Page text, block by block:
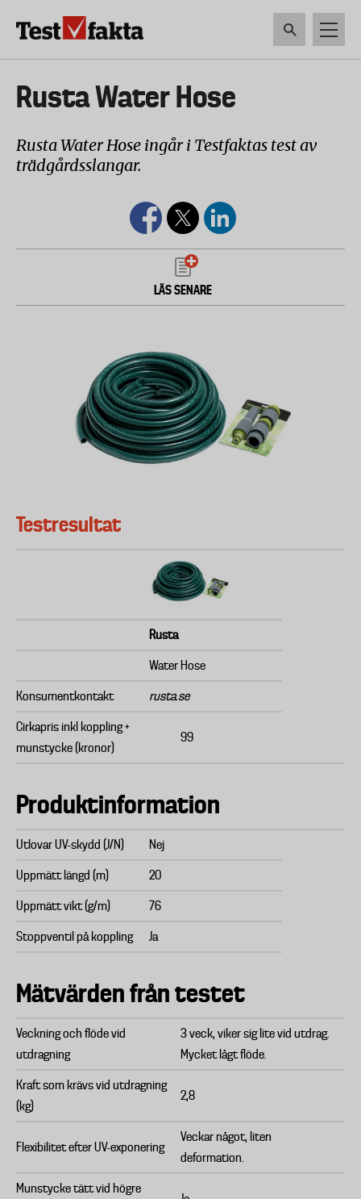
Huvudmeny
ny
Rusta Water Hose
Rusta Water Hose ingår i Testfaktas test av
trädgårdsslangar.
LÄS SENARE
Testresultat
Rusta
Water Hose
Konsumentkontakt rusta.se
Cirkapris inkl koppling +
munstycke (kronor)
99
Produktinformation
Utlovar UV-skydd (J/N) Nej
Uppmätt längd (m) 20
Uppmätt vikt (g/m) 76
Stoppventil på koppling Ja
Mätvärden från testet
Veckning och flöde vid
utdragning
3 veck, viker sig lite vid utdrag.
Mycket lågt flöde.
Kraft som krävs vid utdragning
(kg)
2,8
Flexibilitet efter UV-exponering
Veckar något, liten
deformation.
Munstycke tätt vid högre